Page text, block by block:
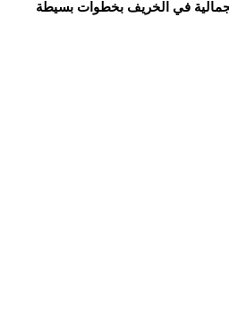
في الخريف بخطوات بسيطة